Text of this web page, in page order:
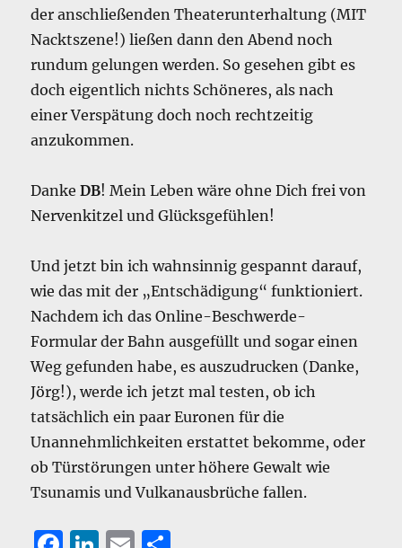
der anschließenden Theaterunterhaltung (MIT
Nacktszene!) ließen dann den Abend noch
rundum gelungen werden. So gesehen gibt es
doch eigentlich nichts Schöneres, als nach
einer Verspätung doch noch rechtzeitig
anzukommen.
DankeDB! Mein Leben wäre ohne Dich frei von
Nervenkitzel und Glücksgefühlen!
Und jetzt bin ich wahnsinnig gespannt darauf,
wie das mit der „Entschädigung“ funktioniert.
Nachdem ich das Online-Beschwerde-
Formular der Bahn ausgefüllt und sogar einen
Weg gefunden habe, es auszudrucken (Danke,
Jörg!), werde ich jetzt mal testen, ob ich
tatsächlich ein paar Euronen für die
Unannehmlichkeiten erstattet bekomme, oder
ob Türstörungen unter höhere Gewalt wie
Tsunamis und Vulkanausbrüche fallen.